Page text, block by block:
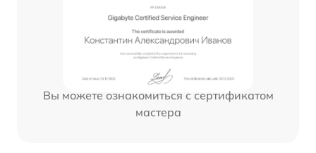
Вы можете ознакомиться с сертификатом
мастера